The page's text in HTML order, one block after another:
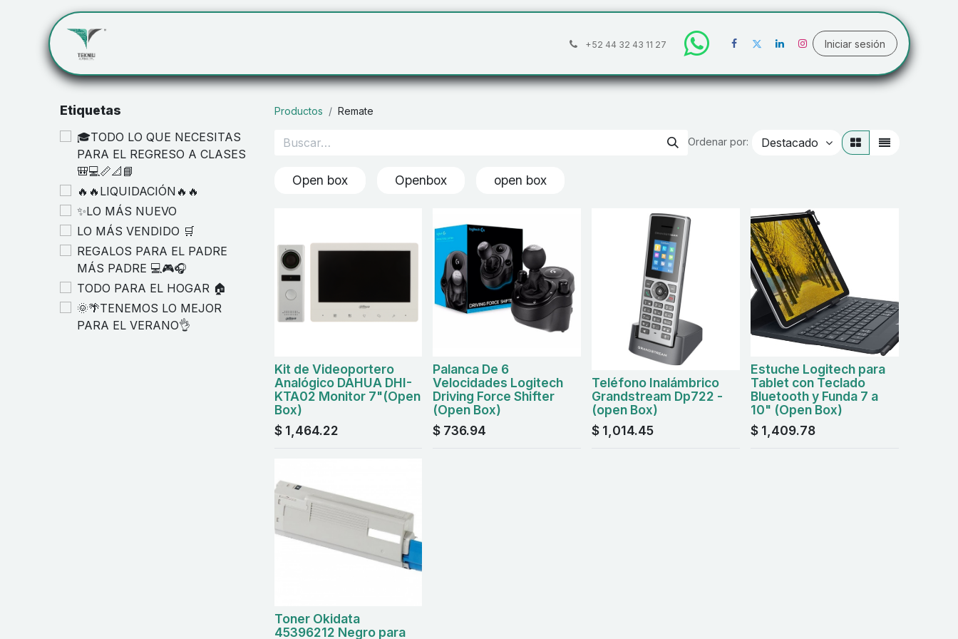
+52 44 32 43 11 27 Iniciar sesión
Etiquetas
🎓TODO LO QUE NECESITAS
PARA EL REGRESO A CLASES
🎒💻📏📐📘
🔥🔥LIQUIDACIÓN🔥🔥
✨LO MÁS NUEVO
LO MÁS VENDIDO 🛒
REGALOS PARA EL PADRE
MÁS PADRE 💻🎮🎧
TODO PARA EL HOGAR 🏠
🌞🌴TENEMOS LO MEJOR
PARA EL VERANO👌
Productos Remate
Ordenar por: Destacado
Open box Openbox open box
Kit de Videoportero
Analógico DAHUA DHI-
KTA02 Monitor 7"(Open
Box)
$ 1,464.22
Palanca De 6
Velocidades Logitech
Driving Force Shifter
(Open Box)
$ 736.94
Teléfono Inalámbrico
Grandstream Dp722 -
(open Box)
$ 1,014.45
Estuche Logitech para
Tablet con Teclado
Bluetooth y Funda 7 a
10" (Open Box)
$ 1,409.78
Toner Okidata
45396212 Negro para